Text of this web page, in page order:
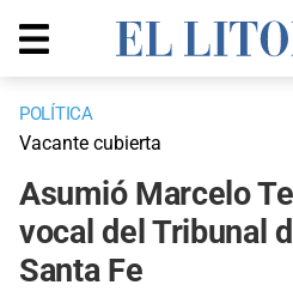
POLÍTICA
Vacante cubierta
Asumió Marcelo
vocal del Tribunal
Santa Fe